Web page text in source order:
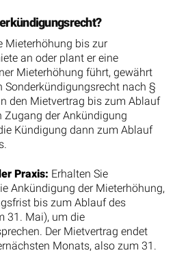
Mieterhöhung bis zur
an oder plant er eine
Mieterhöhung führt, gewährt
Sonderkündigungsrecht nach §
den Mietvertrag bis zum Ablauf
der Ankündigung
Kündigung dann zum Ablauf
Praxis: Erhalten Sie
Ankündigung der Mieterhöhung,
bis zum Ablauf des
31. Mai), um die
Der Mietvertrag endet
Monats, also zum 31.